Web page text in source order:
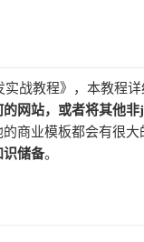
战教程》，本教程
的网站，或者将其他
商业模板都会有很
识储备。